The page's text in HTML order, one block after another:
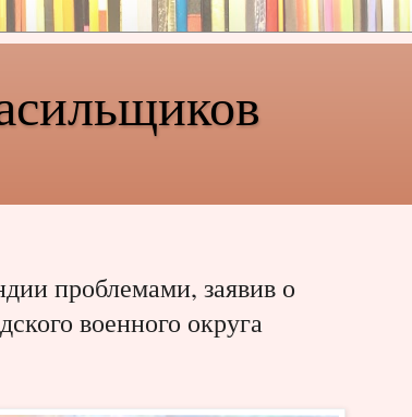
проблемами, заявив о
военного округа